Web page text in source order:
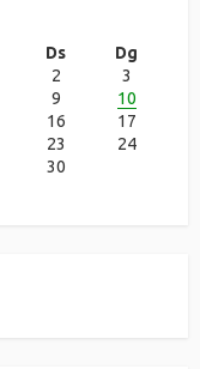
Ds
Dg
2
3
9
10
16
17
23
24
30